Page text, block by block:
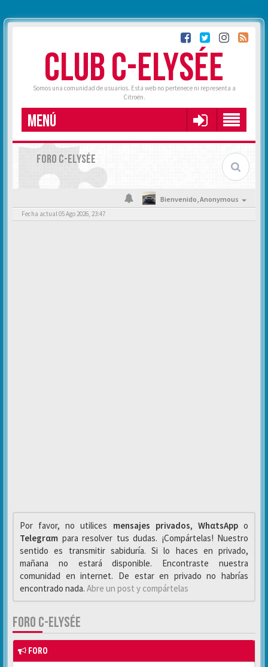
CLUB C-ELYSÉE
Somos una comunidad de usuarios. Esta web no pertenece ni representa a
Citroën.
MENÚ
FORO C-ELYSÉE
Bienvenido,Anonymous
Fecha actual 05 Ago 2026, 23:47
Por favor, no utilices mensajes privados, WhαtsAppo
Telegrαm para resolver tus dudas. ¡Compártelas! Nuestro
sentido es transmitir sabiduría. Si lo haces en privado,
mañana no estará disponible. Encontraste nuestra
comunidad en internet. De estar en privado no habrías
encontrado nada. Abre un post y compártelas
FORO C-ELYSÉE
FORO